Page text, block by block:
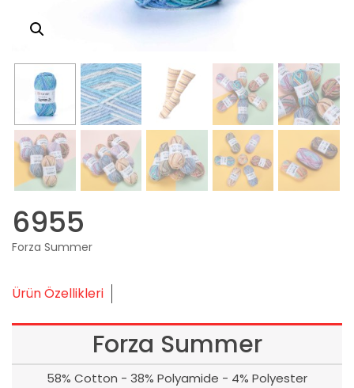
6955
Forza Summer
Ürün Özellikleri
Forza Summer
58% Cotton - 38% Polyamide - 4% Polyester